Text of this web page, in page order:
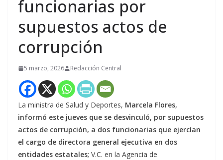
funcionarias por
supuestos actos de
corrupción
5 marzo, 2026 Redacción Central
La ministra de Salud y Deportes, Marcela Flores,
informó este jueves que se desvinculó, por supuestos
actos de corrupción, a dos funcionarias que ejercían
el cargo de directora general ejecutiva en dos
entidades estatales; V.C. en la Agencia de